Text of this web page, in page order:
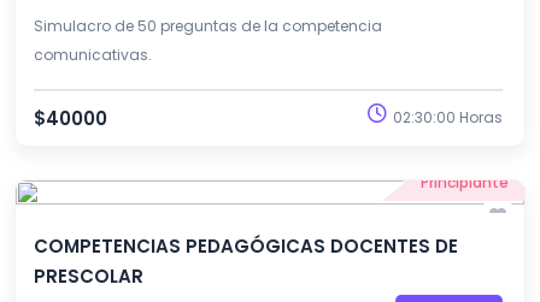
Simulacro de 50 preguntas de la competencia
comunicativas.
$40000 02:30:00 Horas
Principiante
COMPETENCIAS PEDAGÓGICAS DOCENTES DE
PRESCOLAR